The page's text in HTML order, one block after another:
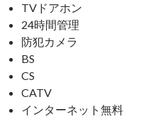
TVドアホン
24時間管理
防犯カメラ
BS
CS
CATV
インターネット無料